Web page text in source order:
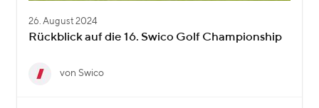
26. August 2024
Rückblick auf die 16. Swico Golf Championship
von Swico